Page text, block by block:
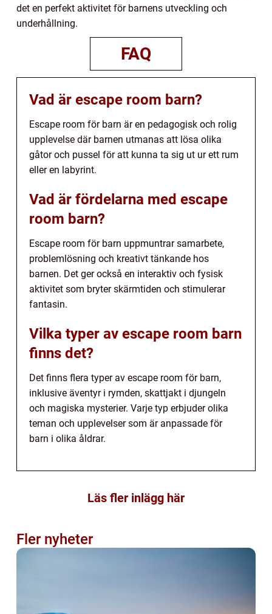
det en perfekt aktivitet för barnens utveckling och
underhållning.
FAQ
Vad är escape room barn?
Escape room för barn är en pedagogisk och rolig
upplevelse där barnen utmanas att lösa olika
gåtor och pussel för att kunna ta sig ut ur ett rum
eller en labyrint.
Vad är fördelarna med escape
room barn?
Escape room för barn uppmuntrar samarbete,
problemlösning och kreativt tänkande hos
barnen. Det ger också en interaktiv och fysisk
aktivitet som bryter skärmtiden och stimulerar
fantasin.
Vilka typer av escape room barn
finns det?
Det finns flera typer av escape room för barn,
inklusive äventyr i rymden, skattjakt i djungeln
och magiska mysterier. Varje typ erbjuder olika
teman och upplevelser som är anpassade för
barn i olika åldrar.
Läs fler inlägg här
Fler nyheter